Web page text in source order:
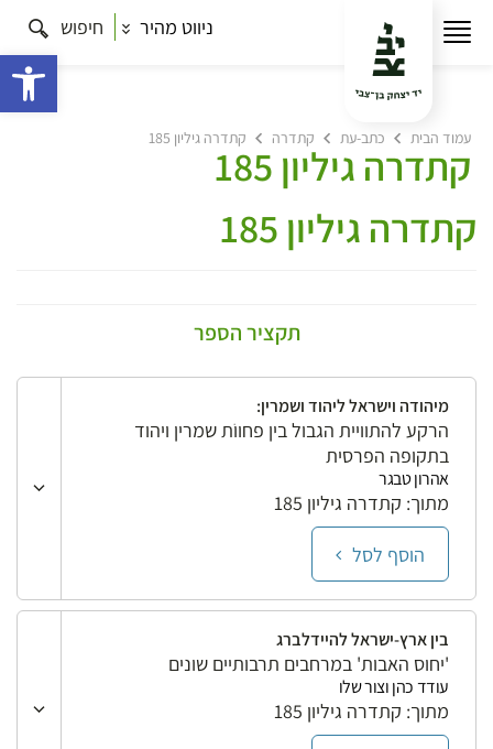
ניווט מהיר חיפוש
עמוד הבית כתב-עת קתדרה קתדרה גיליון 185
קתדרה גיליון 185
קתדרה גיליון 185
תקציר הספר
מיהודה וישראל ליהוד ושמרין:
הרקע להתוויית הגבול בין פחווֹת שמרין ויהוד
בתקופה הפרסית
אהרון טבגר
מתוך: קתדרה גיליון 185
הוסף לסל
בין ארץ-ישראל להיידלברג
'יחוס האבות' במרחבים תרבותיים שונים
עודד כהן וצור שלו
מתוך: קתדרה גיליון 185